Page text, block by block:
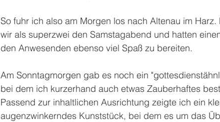
So fuhr ich also am Morgen los nach Altenau im Harz.
wir als superzwei den Samstagabend und hatten
den Anwesenden ebenso viel Spaß zu bereiten.
Am Sonntagmorgen gab es noch ein
bei dem ich kurzerhand auch etwas Zauberhaftes
Passend zur inhaltlichen Ausrichtung zeigte ich ein
augenzwinkerndes Kunststück, bei dem es um das